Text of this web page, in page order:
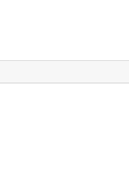
bija noderīga?